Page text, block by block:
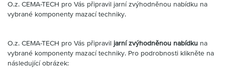
O firmě
Kontakty
Přihlásit se
CZK
O.z. CEMA-TECH pro Vás připravil jarní zvýhodněnou nabídku na
vybrané komponenty mazací techniky.
O.z. CEMA-TECH pro Vás připravil jarní zvýhodněnou nabídku na
vybrané komponenty mazací techniky. Pro podrobnosti klikněte na
následující obrázek: